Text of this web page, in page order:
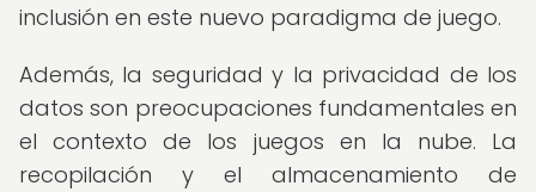
inclusión en este nuevo paradigma de juego.
Además, la seguridad y la privacidad de los
datos son preocupaciones fundamentales en
el contexto de los juegos en la nube. La
recopilación y el almacenamiento de